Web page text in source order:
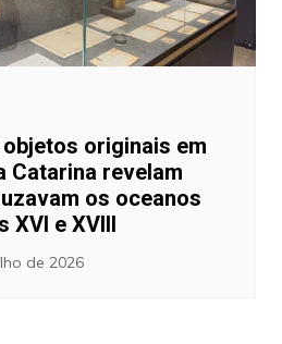
originais em
Catarina revelam
os oceanos
XVI e XVIII
de 2026